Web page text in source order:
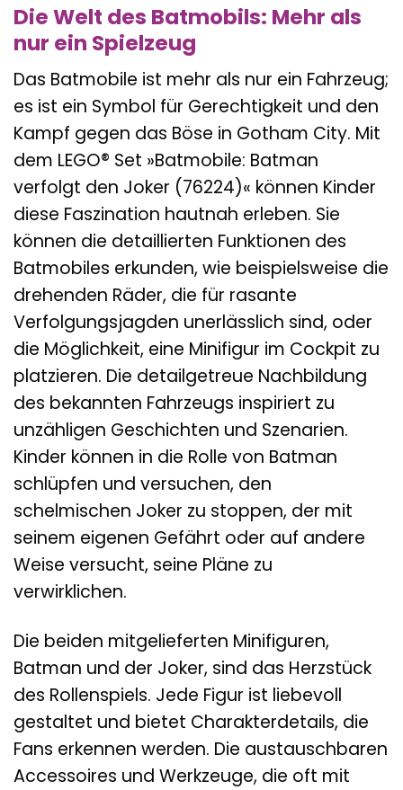
Die Welt des Batmobils: Mehr als
nur ein Spielzeug
Das Batmobile ist mehr als nur ein Fahrzeug;
es ist ein Symbol für Gerechtigkeit und den
Kampf gegen das Böse in Gotham City. Mit
dem LEGO® Set »Batmobile: Batman
verfolgt den Joker (76224)« können Kinder
diese Faszination hautnah erleben. Sie
können die detaillierten Funktionen des
Batmobiles erkunden, wie beispielsweise die
drehenden Räder, die für rasante
Verfolgungsjagden unerlässlich sind, oder
die Möglichkeit, eine Minifigur im Cockpit zu
platzieren. Die detailgetreue Nachbildung
des bekannten Fahrzeugs inspiriert zu
unzähligen Geschichten und Szenarien.
Kinder können in die Rolle von Batman
schlüpfen und versuchen, den
schelmischen Joker zu stoppen, der mit
seinem eigenen Gefährt oder auf andere
Weise versucht, seine Pläne zu
verwirklichen.
Die beiden mitgelieferten Minifiguren,
Batman und der Joker, sind das Herzstück
des Rollenspiels. Jede Figur ist liebevoll
gestaltet und bietet Charakterdetails, die
Fans erkennen werden. Die austauschbaren
Accessoires und Werkzeuge, die oft mit